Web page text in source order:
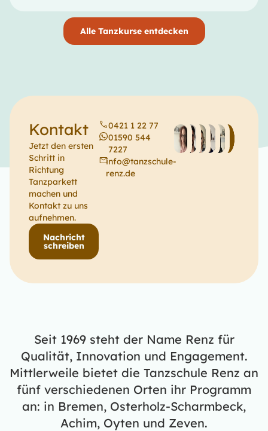
Alle Tanzkurse entdecken
Kontakt
Jetzt den ersten
Schritt in
Richtung
Tanzparkett
machen und
Kontakt zu uns
aufnehmen.
Nachricht
schreiben
0421 1 22 77
01590 544
7227
info@tanzschule-
renz.de
Seit 1969 steht der Name Renz für
Qualität, Innovation und Engagement.
Mittlerweile bietet die Tanzschule Renz an
fünf verschiedenen Orten ihr Programm
an: in Bremen, Osterholz-Scharmbeck,
Achim, Oyten und Zeven.